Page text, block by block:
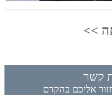
>>
קשר
אליכם בהקדם